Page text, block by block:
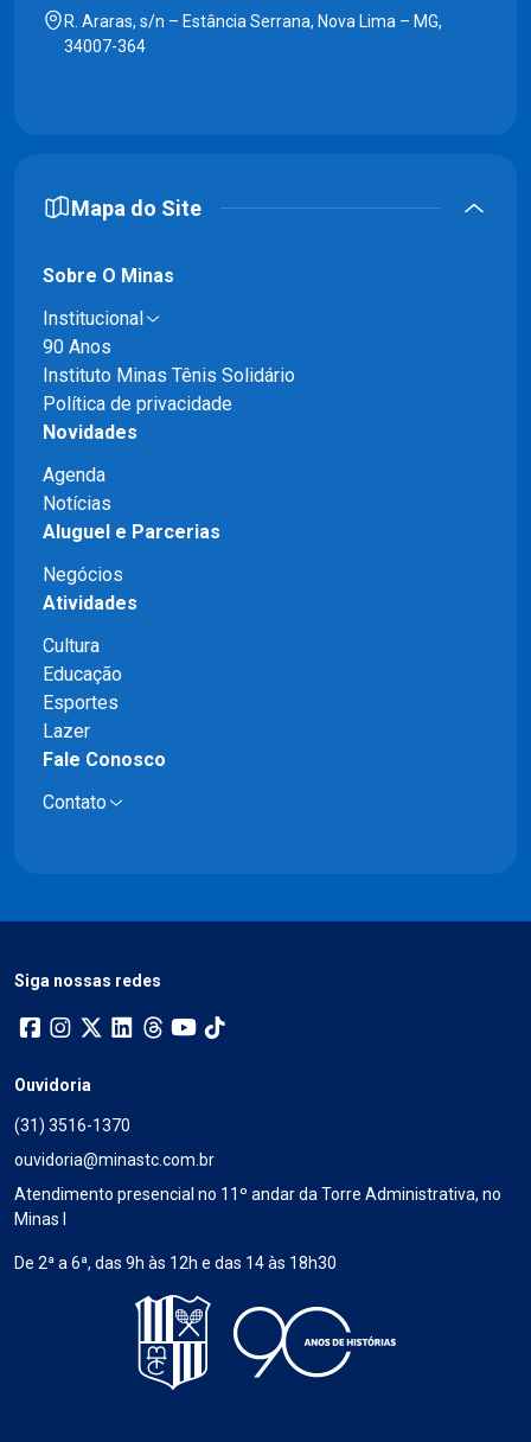
R. Araras, s/n – Estância Serrana, Nova Lima – MG,
34007-364
Mapa do Site
Sobre O Minas
Institucional
90 Anos
Instituto Minas Tênis Solidário
Política de privacidade
Novidades
Agenda
Notícias
Aluguel e Parcerias
Negócios
Atividades
Cultura
Educação
Esportes
Lazer
Fale Conosco
Contato
Siga nossas redes
Ouvidoria
(31) 3516-1370
ouvidoria@minastc.com.br
Atendimento presencial no 11º andar da Torre Administrativa, no
Minas I
De 2ª a 6ª, das 9h às 12h e das 14 às 18h30